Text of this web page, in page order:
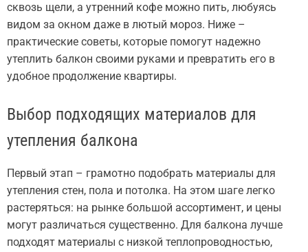
сквозь щели, а утренний кофе можно пить, любуясь
видом за окном даже в лютый мороз. Ниже –
практические советы, которые помогут надежно
утеплить балкон своими руками и превратить его в
удобное продолжение квартиры.
Выбор подходящих материалов для
утепления балкона
Первый этап – грамотно подобрать материалы для
утепления стен, пола и потолка. На этом шаге легко
растеряться: на рынке большой ассортимент, и цены
могут различаться существенно. Для балкона лучше
подходят материалы с низкой теплопроводностью,